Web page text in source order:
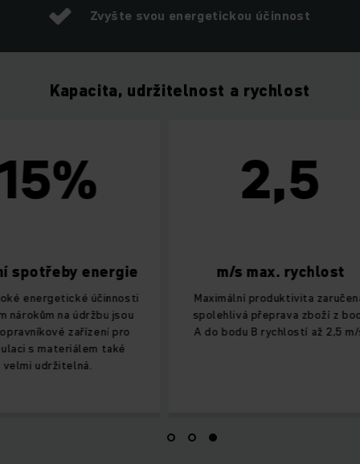
Zvyšte svou energetickou účinnost
Kapacita, udržitelnost a rychlost
energie
účinnosti
na údržbu jsou
zařízení pro
také
2,5
m/s max. rychlost
Maximální produktivita zaručena:
spolehlivá přeprava zboží z bodu
A do bodu B rychlostí až 2,5 m/s.